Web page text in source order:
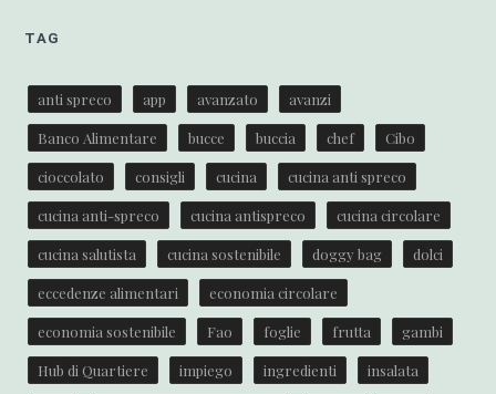
TAG
anti spreco app avanzato avanzi
Banco Alimentare bucce buccia chef Cibo
cioccolato consigli cucina cucina anti spreco
cucina anti-spreco cucina antispreco cucina circolare
cucina salutista cucina sostenibile doggy bag dolci
eccedenze alimentari economia circolare
economia sostenibile Fao foglie frutta gambi
Hub di Quartiere impiego ingredienti insalata